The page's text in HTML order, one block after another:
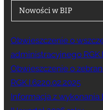
Nowości w BIP
Obwieszczenie o
administracyjnego
Obwieszczenie o
RGK.I.6220.02.2025
Informacja z wykonania